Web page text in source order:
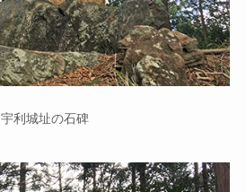
宇利城址の石碑